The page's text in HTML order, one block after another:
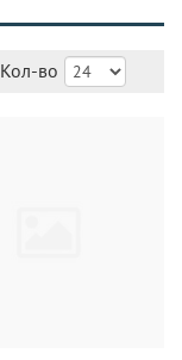
Кол-во